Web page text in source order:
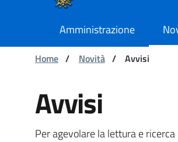
Amministrazione
Ti trovi in:
Home / Novità / Avvisi
Avvisi - Comune
Avvisi
Per agevolare la lettura e